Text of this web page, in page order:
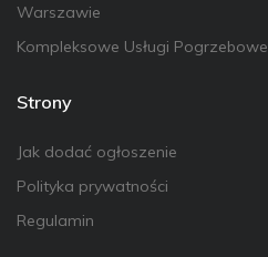
Warszawie
Kompleksowe Usługi Pogrzebowe
Strony
Jak dodać ogłoszenie
Polityka prywatności
Regulamin